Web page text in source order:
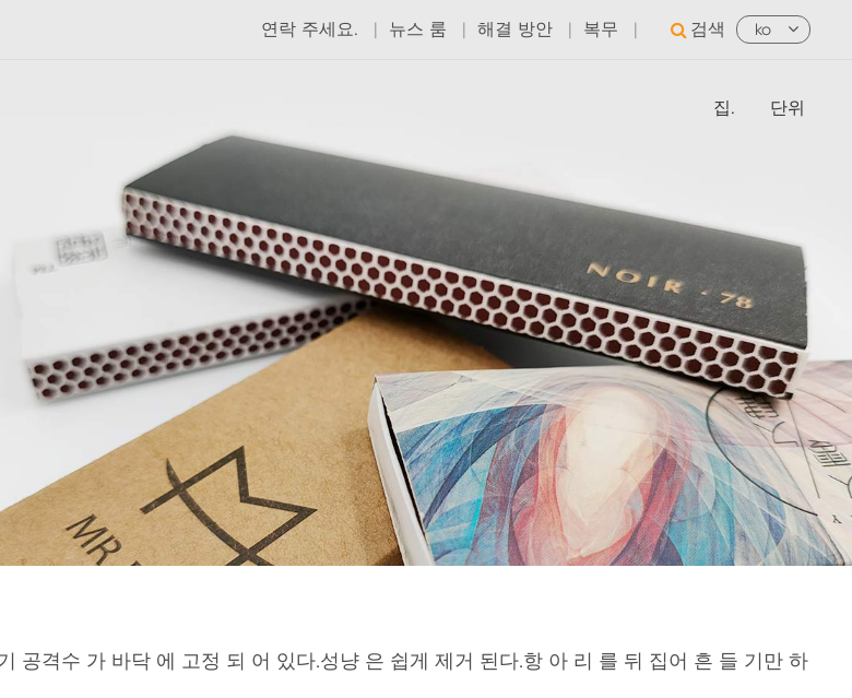
연락 주세요. | 뉴스 룸 | 해결 방안 | 복무 | 검색 ko
집. 단위
공격수 가 바닥 에 고정 되 어 있다.성냥 은 쉽게 제거 된다.항 아 리 를 뒤 집어 흔 들 기만 하